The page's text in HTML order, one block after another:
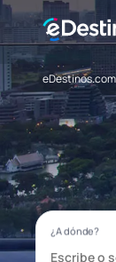
eDestinos.com